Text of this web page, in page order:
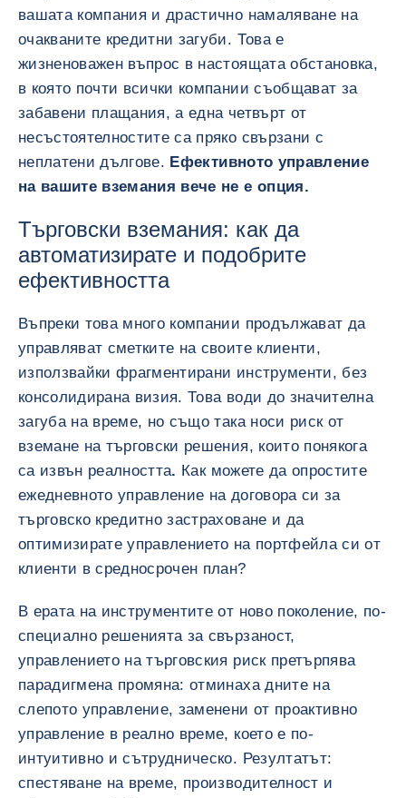
вашата компания и драстично намаляване на
очакваните кредитни загуби. Това е
жизненоважен въпрос в настоящата обстановка,
в която почти всички компании съобщават за
забавени плащания, а една четвърт от
несъстоятелностите са пряко свързани с
неплатени дългове. Ефективното управление
на вашите вземания вече не е опция.
Търговски вземания: как да
автоматизирате и подобрите
ефективността
Въпреки това много компании продължават да
управляват сметките на своите клиенти,
използвайки фрагментирани инструменти, без
консолидирана визия. Това води до значителна
загуба на време, но също така носи риск от
вземане на търговски решения, които понякога
са извън реалността. Как можете да опростите
ежедневното управление на договора си за
търговско кредитно застраховане и да
оптимизирате управлението на портфейла си от
клиенти в средносрочен план?
В ерата на инструментите от ново поколение, по-
специално решенията за свързаност,
управлението на търговския риск претърпява
парадигмена промяна: отминаха дните на
слепото управление, заменени от проактивно
управление в реално време, което е по-
интуитивно и сътрудническо. Резултатът:
спестяване на време, производителност и